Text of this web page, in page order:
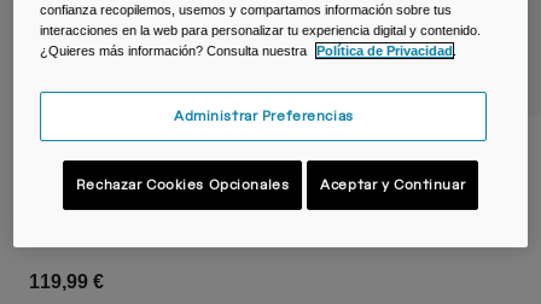
Accessorios
Mochila de esquí Powderhound™ de 12 L
con depósito de hidratación Crux® de 2 L
119,99 €
confianza recopilemos, usemos y compartamos información sobre tus
interacciones en la web para personalizar tu experiencia digital y contenido.
¿Quieres más información? Consulta nuestra
Política de Privacidad
Administrar Preferencias
Rechazar Cookies Opcionales Aceptar y Continuar